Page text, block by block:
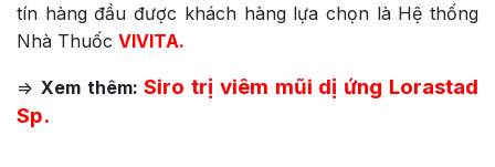
tín hàng đầu được khách hàng lựa chọn là Hệ thống
Nhà Thuốc VIVITA.
=> Xem thêm:Siro trị viêm mũi dị ứng Lorastad
Sp.